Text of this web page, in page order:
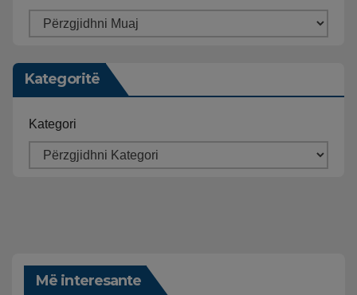
Kategoritë
Kategori
Më interesante